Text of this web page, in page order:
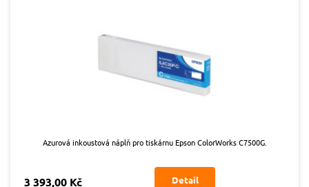
Azurová inkoustová náplň pro tiskárnu Epson ColorWorks C7500G.
3 393,00 Kč Detail